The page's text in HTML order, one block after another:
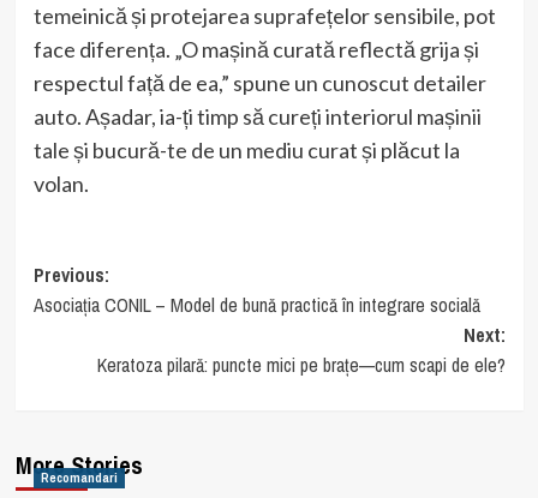
temeinică și protejarea suprafețelor sensibile, pot
face diferența. „O mașină curată reflectă grija și
respectul față de ea,” spune un cunoscut detailer
auto. Așadar, ia-ți timp să cureți interiorul mașinii
tale și bucură-te de un mediu curat și plăcut la
volan.
Post
navigation
Previous:
Asociația CONIL – Model de bună practică în integrare socială
Next:
Keratoza pilară: puncte mici pe brațe—cum scapi de ele?
More Stories
Recomandari